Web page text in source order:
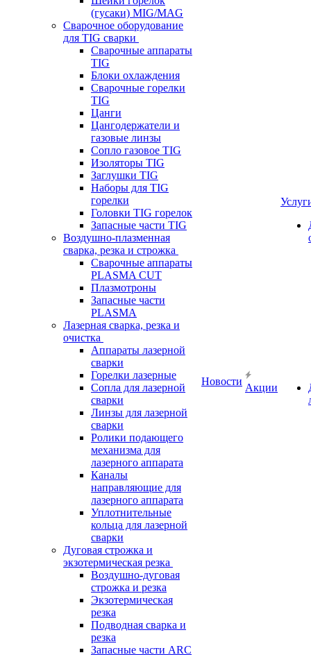
(гусаки) MIG/MAG
Сварочное оборудование
для TIG сварки
Сварочные аппараты
TIG
Блоки охлаждения
Сварочные горелки
TIG
Цанги
Цангодержатели и
газовые линзы
Сопло газовое TIG
Изоляторы TIG
Заглушки TIG
Наборы для TIG
горелки
Головки TIG горелок
Запасные части TIG
Воздушно-плазменная
сварка, резка и строжка
Сварочные аппараты
PLASMA CUT
Плазмотроны
Запасные части
PLASMA
Лазерная сварка, резка и
очистка
Аппараты лазерной
сварки
Горелки лазерные
Сопла для лазерной
сварки
Линзы для лазерной
сварки
Ролики подающего
механизма для
лазерного аппарата
Каналы
направляющие для
лазерного аппарата
Уплотнительные
кольца для лазерной
сварки
Дуговая строжка и
экзотермическая резка
Воздушно-дуговая
строжка и резка
Экзотермическая
резка
Подводная сварка и
резка
Запасные части ARC
Новости
Акции